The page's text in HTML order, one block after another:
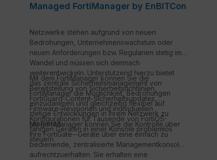
Managed FortiManager by EnBITCon
Netzwerke stehen aufgrund von neuen
Bedrohungen, Unternehmenswachstum oder
neuen Anforderungen bzw. Regularien stetig im
Wandel und müssen sich demnach
weiterentwickeln. Unterstützend hierzu bietet
das zentrale Sicherheitsmanagement von
FortiManager die Möglichkeit, Bedrohungen
einzudämmen und gleichzeitig flexibel auf
stetige Entwicklungen in Ihrem Netzwerk zu
reagieren.
Mit dem FortiManager können Sie die
Bereitstellung von Sicherheitsrichtlinien,
FortiGuard-Content-Sicherheitsupdates,
Firmware-Revisionen und individuellen
Konfigurationen für Tausende von FortiOS-
fähigen Geräten in einer Konsole problemlos
steuern.
Mit FortiManager können Sie die Kontrolle über
Ihre FortiGate--Geräte über eine einfach zu
bedienende, zentralisierte Managementkonsole
aufrechtzuerhalten. Sie erhalten eine